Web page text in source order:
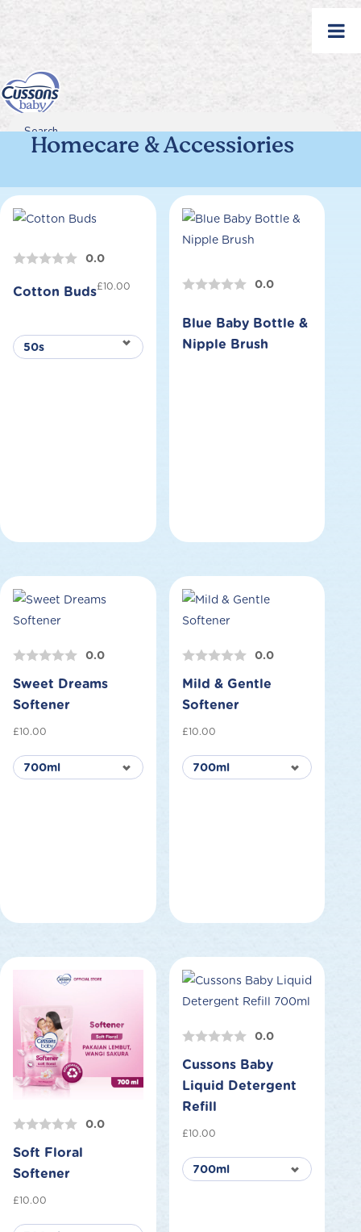
Search
Search
SearchHomecare & Accessiories
0.0
Cotton Buds£10.00 0.0
Blue Baby Bottle &
Nipple Brush
0.0
Sweet Dreams
Softener
£10.00
0.0
Mild & Gentle
Softener
£10.00
0.0
Soft Floral
Softener
£10.00
0.0
Cussons Baby
Liquid Detergent
Refill
£10.00